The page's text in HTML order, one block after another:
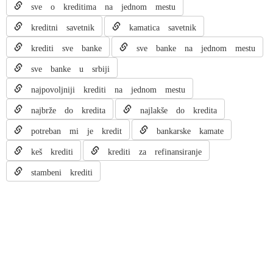
sve o kreditima na jednom mestu
kreditni savetnik kamatica savetnik
krediti sve banke sve banke na jednom mestu
sve banke u srbiji
najpovoljniji krediti na jednom mestu
najbrže do kredita najlakše do kredita
potreban mi je kredit bankarske kamate
keš krediti krediti za refinansiranje
stambeni krediti